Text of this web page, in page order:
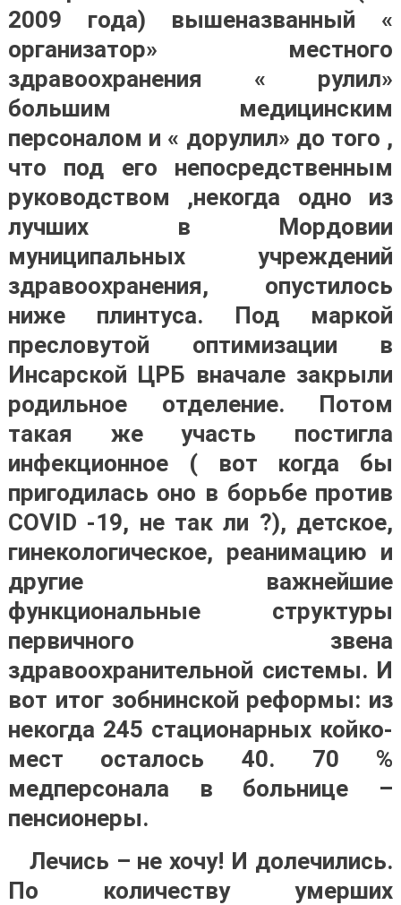
2009 года) вышеназванный «
организатор» местного
здравоохранения « рулил»
большим медицинским
персоналом и « дорулил» до того ,
что под его непосредственным
руководством ,некогда одно из
лучших в Мордовии
муниципальных учреждений
здравоохранения, опустилось
ниже плинтуса. Под маркой
пресловутой оптимизации в
Инсарской ЦРБ вначале закрыли
родильное отделение. Потом
такая же участь постигла
инфекционное ( вот когда бы
пригодилась оно в борьбе против
СОVID -19, не так ли ?), детское,
гинекологическое, реанимацию и
другие важнейшие
функциональные структуры
первичного звена
здравоохранительной системы. И
вот итог зобнинской реформы: из
некогда 245 стационарных койко-
мест осталось 40. 70 %
медперсонала в больнице –
пенсионеры.
Лечись – не хочу! И долечились.
По количеству умерших